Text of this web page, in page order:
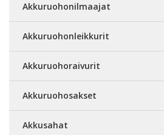
Akkuruohonilmaajat
Akkuruohonleikkurit
Akkuruohoraivurit
Akkuruohosakset
Akkusahat